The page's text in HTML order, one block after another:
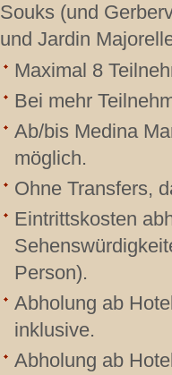
Souks (und
und Jardin
Maximal 8
Bei mehr
Ab/bis Medina
möglich.
Ohne Transfers,
Eintrittskosten
Person).
Abholung ab
inklusive.
Abholung ab